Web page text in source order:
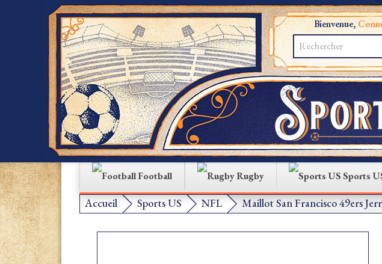
Bienvenue,
Football Rugby Sports
Accueil Sports US NFL Maillot San Francisco 49ers